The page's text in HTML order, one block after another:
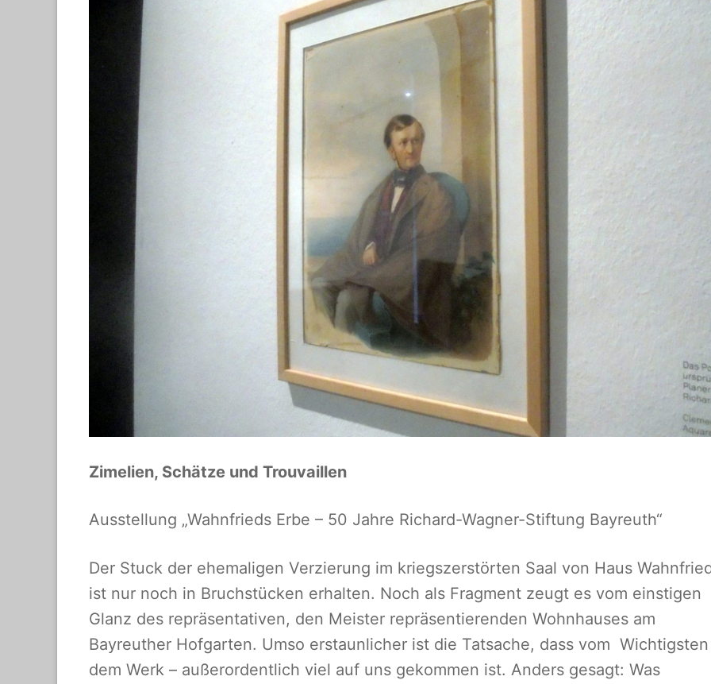
Zimelien, Schätze und Trouvaillen
Ausstellung „Wahnfrieds Erbe – 50 Jahre Richard-Wagner-Stiftung Bayreuth“
Der Stuck der ehemaligen Verzierung im kriegszerstörten Saal von Haus
ist nur noch in Bruchstücken erhalten. Noch als Fragment zeugt es vom einstigen
Glanz des repräsentativen, den Meister repräsentierenden Wohnhauses am
Bayreuther Hofgarten. Umso erstaunlicher ist die Tatsache, dass vom Wichtigsten
dem Werk – außerordentlich viel auf uns gekommen ist. Anders gesagt: Was